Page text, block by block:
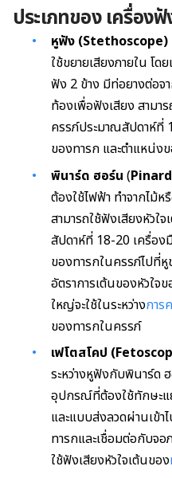
ประเภทของ เครื่อง
หูฟัง (Stethoscope)
ใช้ขยายเสียงภายใน โด
ฟัง 2 ข้าง มีท่อยางต่อจ
ท้องเพื่อฟังเสียง สามา
ครรภ์ประมาณสัปดาห์ที่
ของทารก และตำแหน่ง
พินาร์ด ฮอร์น (
ต้องใช้ไฟฟ้า ทำจากไม้
สามารถใช้ฟังเสียงหัวใ
สัปดาห์ที่ 18-20 เครื่อ
ของทารกในครรภ์ไปที่
อัตราการเต้นของหัวใจ
ใหญ่จะใช้ในระหว่างการ
ของทารกในครรภ์
เฟโตสโคป
ระหว่างหูฟังกับพินาร์ด
อุปกรณ์ที่ต้องใช้ทักษะ
และแบบส่งลวดผ่านเข้
ทารกและเชื่อมต่อกับจ
ใช้ฟังเสียงหัวใจเต้นของ